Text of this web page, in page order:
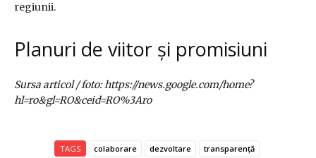
regiunii.
Planuri de viitor și promisiuni
Sursa articol / foto: https://news.google.com/home?
hl=ro&gl=RO&ceid=RO%3Aro
TAGS colaborare dezvoltare transparență